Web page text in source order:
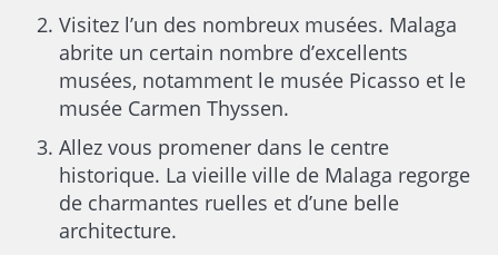
Visitez l’un des nombreux musées. Malaga
abrite un certain nombre d’excellents
musées, notamment le musée Picasso et le
musée Carmen Thyssen.
Allez vous promener dans le centre
historique. La vieille ville de Malaga regorge
de charmantes ruelles et d’une belle
architecture.